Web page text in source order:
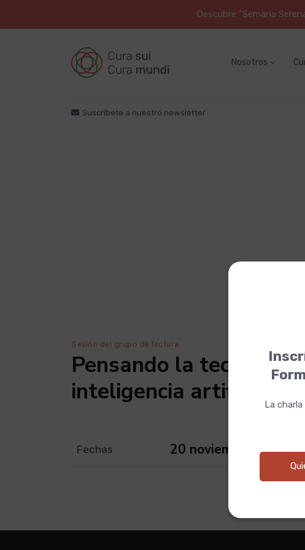
Descubre "Semana
Nosotros
Suscríbete a nuestro newsletter
Sesión del grupo de lectura
Pensando la
inteligencia artificial
Fechas 20 noviembre 2023
La